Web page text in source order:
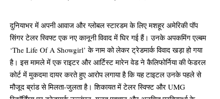
दुनियाभर में अपनी आवाज और ग्लोबल स्टारडम के लिए मशहूर अमेरिकी पॉप
सिंगर टेलर स्विफ्ट एक नए कानूनी विवाद में घिर गई हैं। उनके अपकमिंग एल्बम
‘The Life Of A Showgirl’ के नाम को लेकर ट्रेडमार्क विवाद खड़ा हो गया
है। इस मामले में एक राइटर और आर्टिस्ट मारेन वेड ने कैलिफोर्निया की फेडरल
कोर्ट में मुकदमा दायर करते हुए आरोप लगाया है कि यह टाइटल उनके पहले से
मौजूद ब्रांड से मिलता-जुलता है। शिकायत में टेलर स्विफ्ट और UMG